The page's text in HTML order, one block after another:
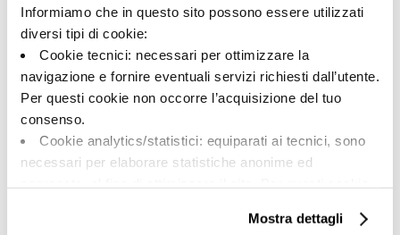
Informiamo che in questo sito possono essere utilizzati
diversi tipi di cookie:
Cookie tecnici: necessari per ottimizzare la
navigazione e fornire eventuali servizi richiesti dall’utente.
Per questi cookie non occorre l’acquisizione del tuo
consenso.
Cookie analytics/statistici: equiparati ai tecnici, sono
necessari per elaborare statistiche anonime ed
Cookie di profilazione/marketing: sono utilizzati, solo
Mostra dettagli
00923
Blanco puro
Tipo:
Fondo
Formato:
matt
Aspecto de la superficie:
opaco
Destonalización: